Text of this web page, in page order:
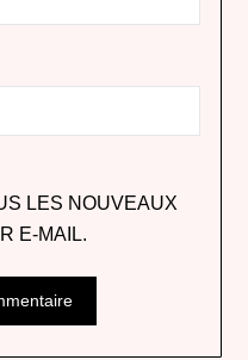
LES NOUVEAUX
E-MAIL.